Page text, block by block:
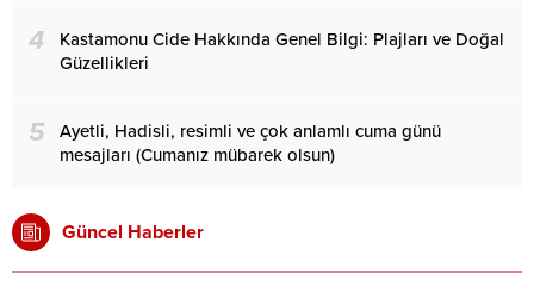
4
Kastamonu Cide Hakkında Genel Bilgi: Plajları ve Doğal
Güzellikleri
5
Ayetli, Hadisli, resimli ve çok anlamlı cuma günü
mesajları (Cumanız mübarek olsun)
Güncel Haberler